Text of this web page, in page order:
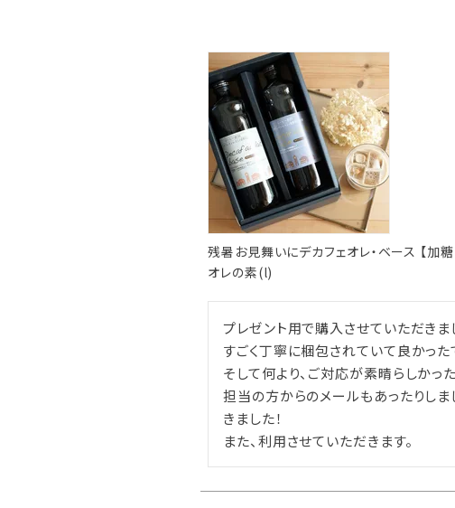
残暑お見舞いにデカフェオレ・ベース 【加
オレの素(l)
プレゼント用で購入させていただきま
すごく丁寧に梱包されていて良かった
そして何より、ご対応が素晴らしかった
担当の方からのメールもあったりしま
きました！
また、利用させていただきます。